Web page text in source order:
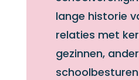
lange historie
relaties met
gezinnen,